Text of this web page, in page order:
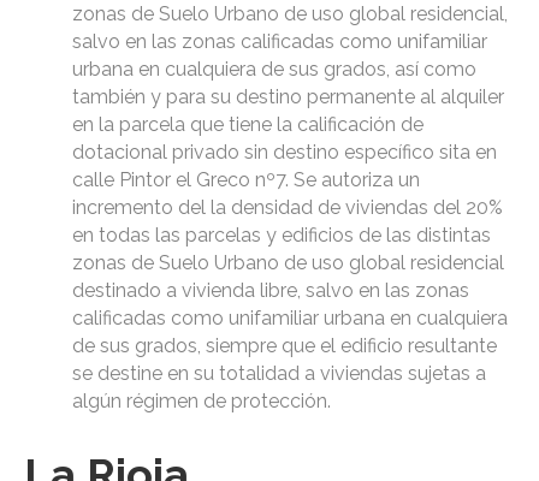
zonas de Suelo Urbano de uso global residencial,
salvo en las zonas calificadas como unifamiliar
urbana en cualquiera de sus grados, así como
también y para su destino permanente al alquiler
en la parcela que tiene la calificación de
dotacional privado sin destino específico sita en
calle Pintor el Greco nº7. Se autoriza un
incremento del la densidad de viviendas del 20%
en todas las parcelas y edificios de las distintas
zonas de Suelo Urbano de uso global residencial
destinado a vivienda libre, salvo en las zonas
calificadas como unifamiliar urbana en cualquiera
de sus grados, siempre que el edificio resultante
se destine en su totalidad a viviendas sujetas a
algún régimen de protección.